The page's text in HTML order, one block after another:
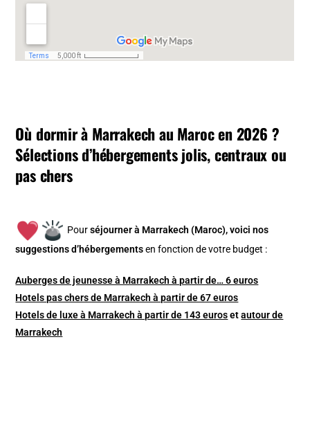
Où dormir à Marrakech au Maroc en 2026 ?
Sélections d’hébergements jolis, centraux ou
pas chers
Pourséjourner à Marrakech (Maroc), voici nos
suggestions d’hébergements en fonction de votre budget :
Auberges de jeunesse à Marrakech à partir de… 6 euros
Hotels pas chers de Marrakech à partir de 67 euros
Hotels de luxe à Marrakech à partir de 143 eurosetautour de
Marrakech